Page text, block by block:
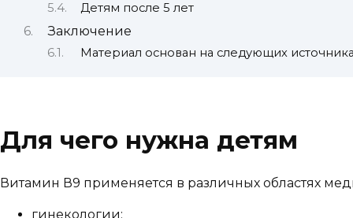
Детям после 5 лет
Заключение
Материал основан на следующих
Для чего нужна детям
Витамин В9 применяется в различных областях
гинекологии;